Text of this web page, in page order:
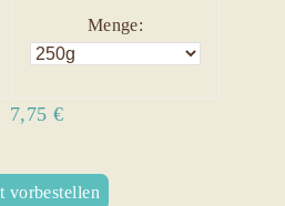
Menge:
7,75 €
vorbestellen